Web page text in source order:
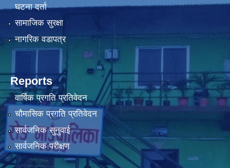
घटना दर्ता
सामाजिक सुरक्षा
नागरिक वडापत्र
Reports
वार्षिक प्रगति प्रतिवेदन
चौमासिक प्रगति प्रतिवेदन
सार्वजनिक सुनुवाई
सार्वजनिक परीक्षण